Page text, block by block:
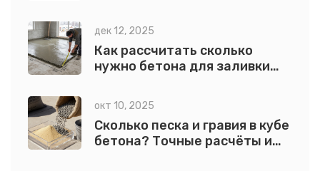
дек 12, 2025
Как рассчитать сколько
нужно бетона для заливки
практические советы
окт 10, 2025
Сколько песка и гравия в кубе
бетона? Точные расчёты и